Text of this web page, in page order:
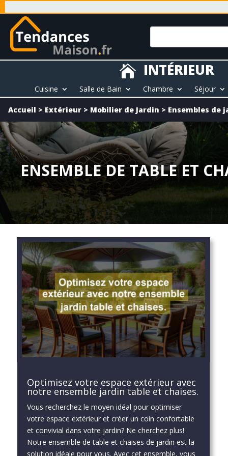
 INTÉRIEUR
Cuisine Salle de Bain Chambre Séjour
Accueil > Extérieur > Mobilier de Jardin > Ensembles de
ENSEMBLE DE TABLE ET
Optimisez votre espace extérieur avec
notre ensemble jardin table et chaises.
Vous recherchez le moyen idéal pour optimiser
votre espace extérieur et créer un coin confortable
et convivial dans votre jardin? Ne cherchez plus!
Notre ensemble de table et chaises de jardin est la
solution idéale pour vous. Avec cet ensemble, vous